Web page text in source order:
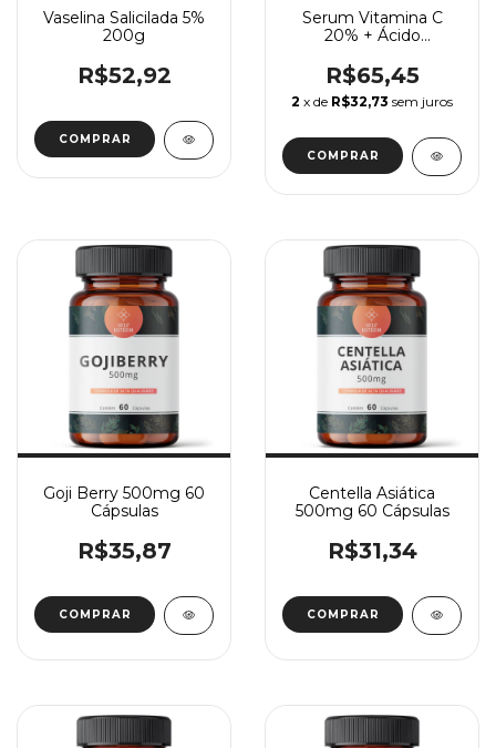
Vaselina Salicilada 5%
200g
R$52,92
COMPRAR
Serum Vitamina C
20% + Ácido
R$65,45
2 x de R$32,73 sem juros
COMPRAR
Goji Berry 500mg 60
Cápsulas
R$35,87
Centella Asiática
500mg 60 Cápsulas
R$31,34